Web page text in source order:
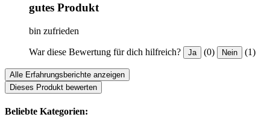
gutes Produkt
bin zufrieden
War diese Bewertung für dich hilfreich? Ja (0) Nein (1)
Alle Erfahrungsberichte anzeigen
Dieses Produkt bewerten
Beliebte Kategorien: